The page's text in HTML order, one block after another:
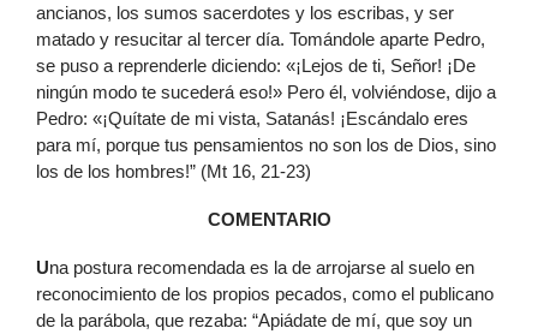
ancianos, los sumos sacerdotes y los escribas, y ser
matado y resucitar al tercer día. Tomándole aparte Pedro,
se puso a reprenderle diciendo: «¡Lejos de ti, Señor! ¡De
ningún modo te sucederá eso!» Pero él, volviéndose, dijo a
Pedro: «¡Quítate de mi vista, Satanás! ¡Escándalo eres
para mí, porque tus pensamientos no son los de Dios, sino
los de los hombres!” (Mt 16, 21-23)
COMENTARIO
Una postura recomendada es la de arrojarse al suelo en
reconocimiento de los propios pecados, como el publicano
de la parábola, que rezaba: “Apiádate de mí, que soy un